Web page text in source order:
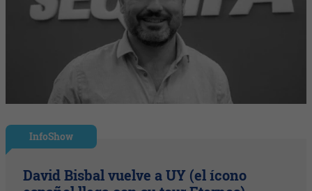
InfoShow
David Bisbal vuelve a UY (el ícono